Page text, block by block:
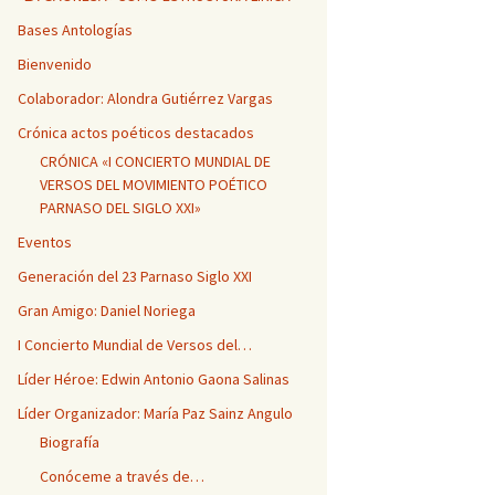
Bases Antologías
Bienvenido
Colaborador: Alondra Gutiérrez Vargas
Crónica actos poéticos destacados
CRÓNICA «I CONCIERTO MUNDIAL DE
VERSOS DEL MOVIMIENTO POÉTICO
PARNASO DEL SIGLO XXI»
Eventos
Generación del 23 Parnaso Siglo XXI
Gran Amigo: Daniel Noriega
I Concierto Mundial de Versos del…
Líder Héroe: Edwin Antonio Gaona Salinas
Líder Organizador: María Paz Sainz Angulo
Biografía
Conóceme a través de…